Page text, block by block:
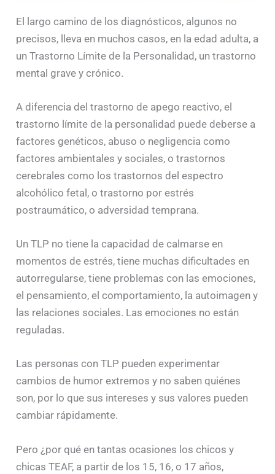
El largo camino de los diagnósticos, algunos no
precisos, lleva en muchos casos, en la edad adulta, a
un Trastorno Límite de la Personalidad, un trastorno
mental grave y crónico.
A diferencia del trastorno de apego reactivo, el
trastorno límite de la personalidad puede deberse a
factores genéticos, abuso o negligencia como
factores ambientales y sociales, o trastornos
cerebrales como los trastornos del espectro
alcohólico fetal, o trastorno por estrés
postraumático, o adversidad temprana.
Un TLP no tiene la capacidad de calmarse en
momentos de estrés, tiene muchas dificultades en
autorregularse, tiene problemas con las emociones,
el pensamiento, el comportamiento, la autoimagen y
las relaciones sociales. Las emociones no están
reguladas.
Las personas con TLP pueden experimentar
cambios de humor extremos y no saben quiénes
son, por lo que sus intereses y sus valores pueden
cambiar rápidamente.
Pero ¿por qué en tantas ocasiones los chicos y
chicas TEAF, a partir de los 15, 16, o 17 años,